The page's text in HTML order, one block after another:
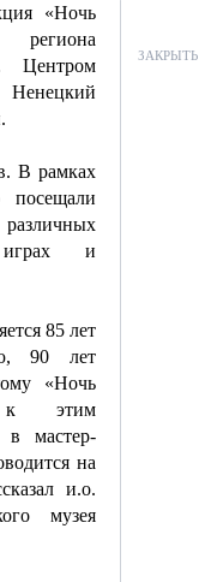
«Ночь
Центром
Ненецкий
В рамках
посещали
играх и
85 лет
90 лет
«Ночь
к этим
в мастер-
на
и.о.
музея
ЗАКРЫТЬ